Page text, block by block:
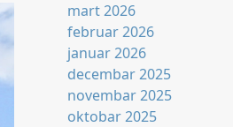
mart 2026
februar 2026
januar 2026
decembar 2025
novembar 2025
oktobar 2025